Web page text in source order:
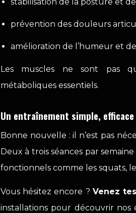
prévention des douleurs
amélioration de l’humeur et
Les muscles ne sont pas
métaboliques essentiels.
Un entraînement simple,
Bonne nouvelle : il n’est pas
Deux à trois séances par
fonctionnels comme les squats,
Vous hésitez encore ? Venez
installations pour découvrir nos